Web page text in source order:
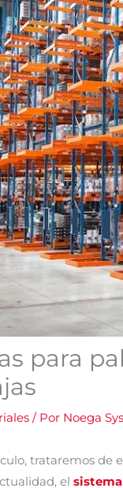
para
/ Por Noega
trataremos de
el